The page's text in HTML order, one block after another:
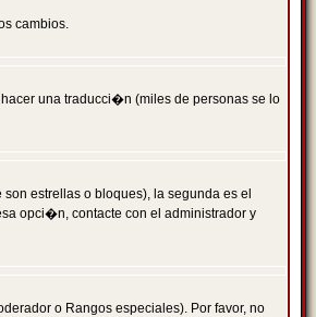
cambios.
una traducci�n (miles de personas se lo
estrellas o bloques), la segunda es el
opci�n, contacte con el administrador y
o Rangos especiales). Por favor, no